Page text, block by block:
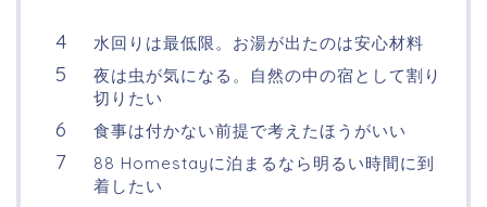
水回りは最低限。お湯が出たのは安心材料
夜は虫が気になる。自然の中の宿として割り
切りたい
食事は付かない前提で考えたほうがいい
88 Homestayに泊まるなら明るい時間に到
着したい